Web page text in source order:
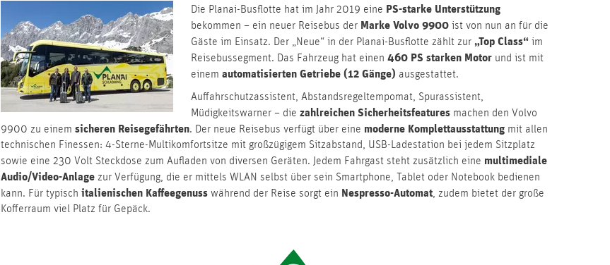
Die Planai-Busflotte hat im Jahr 2019 eine PS-starke Unterstützung
bekommen – ein neuer Reisebus der Marke Volvo 9900ist von nun an für die
Gäste im Einsatz. Der „Neue“ in der Planai-Busflotte zählt zur„Top Class“im
Reisebussegment. Das Fahrzeug hat einen 460 PS starken Motor und ist mit
einem automatisierten Getriebe (12 Gänge) ausgestattet.
Auffahrschutzassistent, Abstandsregeltempomat, Spurassistent,
Müdigkeitswarner – die zahlreichen Sicherheitsfeatures machen den Volvo
9900 zu einem sicheren Reisegefährten. Der neue Reisebus verfügt über eine moderne Komplettausstattung mit allen
technischen Finessen: 4-Sterne-Multikomfortsitze mit großzügigem Sitzabstand, USB-Ladestation bei jedem Sitzplatz
sowie eine 230 Volt Steckdose zum Aufladen von diversen Geräten. Jedem Fahrgast steht zusätzlich eine multimediale
Audio/Video-Anlagezur Verfügung, die er mittels WLAN selbst über sein Smartphone, Tablet oder Notebook bedienen
kann. Für typisch italienischen Kaffeegenusswährend der Reise sorgt ein Nespresso-Automat, zudem bietet der große
Kofferraum viel Platz für Gepäck.